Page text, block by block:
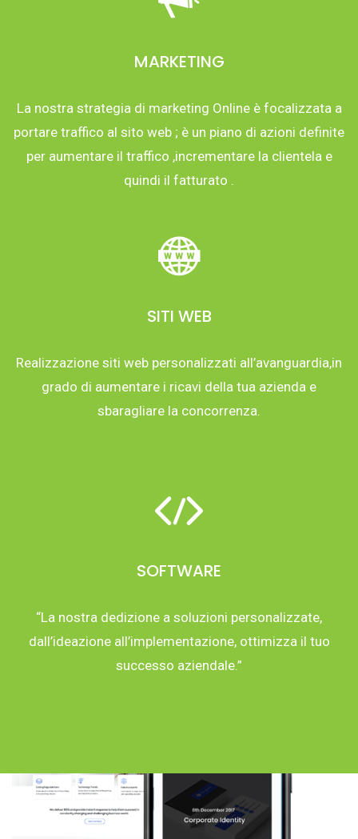
MARKETING
La nostra strategia di marketing Online è focalizzata a
portare traffico al sito web ; è un piano di azioni definite
per aumentare il traffico ,incrementare la clientela e
quindi il fatturato .
SITI WEB
Realizzazione siti web personalizzati all’avanguardia,in
grado di aumentare i ricavi della tua azienda e
sbaragliare la concorrenza.
SOFTWARE
“La nostra dedizione a soluzioni personalizzate,
dall’ideazione all’implementazione, ottimizza il tuo
successo aziendale.”